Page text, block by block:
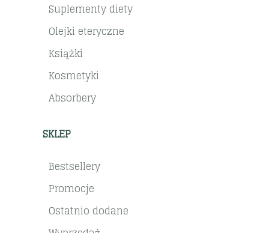
Suplementy diety
Olejki eteryczne
Książki
Kosmetyki
Absorbery
SKLEP
Bestsellery
Promocje
Ostatnio dodane